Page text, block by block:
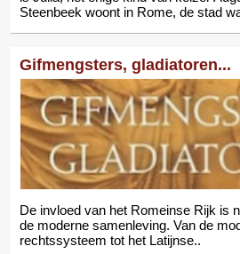
Steenbeek woont in Rome, de stad
Gifmengsters, gladiatoren...
De invloed van het Romeinse Rijk is
de moderne samenleving. Van de
rechtssysteem tot het Latijnse..